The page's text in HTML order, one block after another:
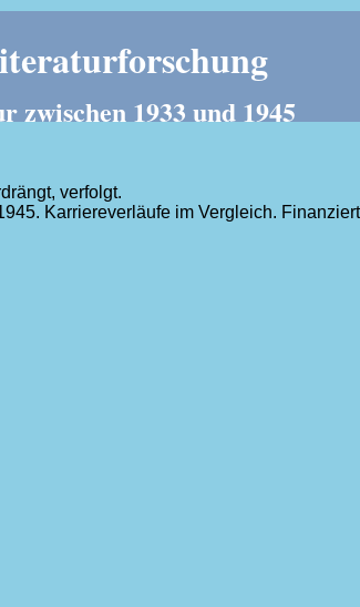
1933 und 1945
verfolgt.
Karriereverläufe im Vergleich.